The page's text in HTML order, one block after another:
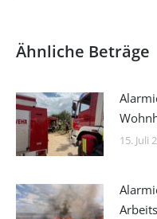
Ähnliche Beträge
15. Juli